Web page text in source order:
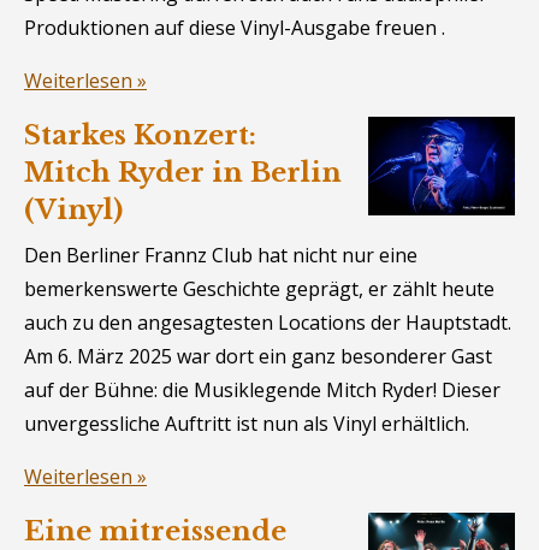
Produktionen auf diese Vinyl-Ausgabe freuen .
Weiterlesen »
Starkes Konzert:
Mitch Ryder in Berlin
(Vinyl)
Den Berliner Frannz Club hat nicht nur eine
bemerkenswerte Geschichte geprägt, er zählt heute
auch zu den angesagtesten Locations der Hauptstadt.
Am 6. März 2025 war dort ein ganz besonderer Gast
auf der Bühne: die Musiklegende Mitch Ryder! Dieser
unvergessliche Auftritt ist nun als Vinyl erhältlich.
Weiterlesen »
Eine mitreissende